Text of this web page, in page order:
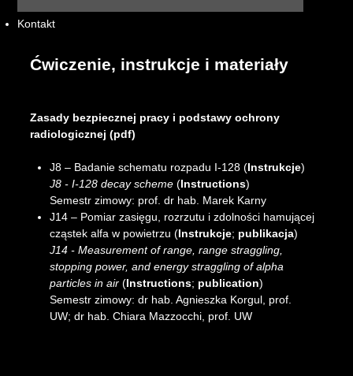
Kontakt
Ćwiczenie, instrukcje i materiały
Zasady bezpiecznej pracy i podstawy ochrony
radiologicznej (pdf)
J8 – Badanie schematu rozpadu I-128 (Instrukcje)
J8 - I-128 decay scheme(Instructions)
Semestr zimowy: prof. dr hab. Marek Karny
J14 – Pomiar zasięgu, rozrzutu i zdolności hamującej
cząstek alfa w powietrzu (Instrukcje; publikacja)
J14 - Measurement of range, range straggling,
stopping power, and energy straggling of alpha
particles in air(Instructions; publication)
Semestr zimowy: dr hab. Agnieszka Korgul, prof.
UW; dr hab. Chiara Mazzocchi, prof. UW